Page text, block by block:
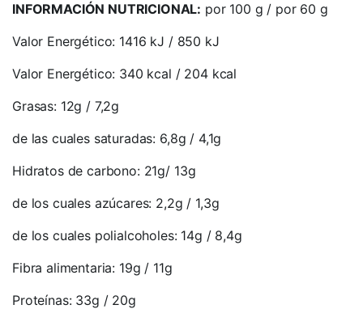
INFORMACIÓN NUTRICIONAL: por 100 g / por 60 g
Valor Energético: 1416 kJ / 850 kJ
Valor Energético: 340 kcal / 204 kcal
Grasas: 12g / 7,2g
de las cuales saturadas: 6,8g / 4,1g
Hidratos de carbono: 21g/ 13g
de los cuales azúcares: 2,2g / 1,3g
de los cuales polialcoholes: 14g / 8,4g
Fibra alimentaria: 19g / 11g
Proteínas: 33g / 20g